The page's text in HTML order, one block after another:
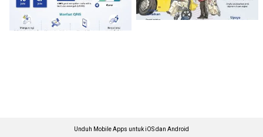
Unduh Mobile Apps untuk iOS dan Android